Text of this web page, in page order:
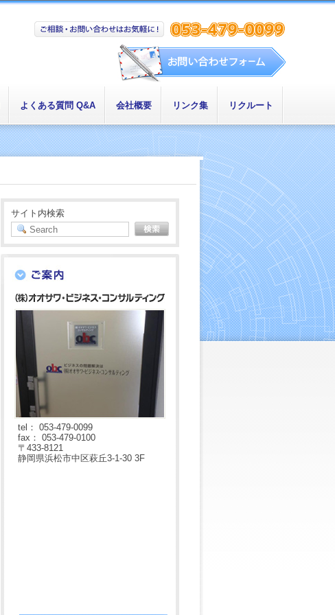
よくある質問 Q&A 会社概要 リンク集 リクルート
サイト内検索
tel： 053-479-0099
fax： 053-479-0100
〒433-8121
静岡県浜松市中区萩丘3-1-30 3F